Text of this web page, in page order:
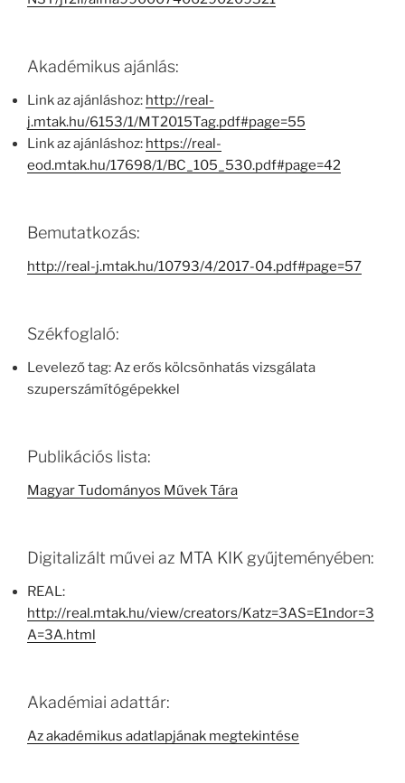
Akadémikus ajánlás:
Link az ajánláshoz: http://real-
j.mtak.hu/6153/1/MT2015Tag.pdf#page=55
Link az ajánláshoz: https://real-
eod.mtak.hu/17698/1/BC_105_530.pdf#page=42
Bemutatkozás:
http://real-j.mtak.hu/10793/4/2017-04.pdf#page=57
Székfoglaló:
Levelező tag: Az erős kölcsönhatás vizsgálata
szuperszámítógépekkel
Publikációs lista:
Magyar Tudományos Művek Tára
Digitalizált művei az MTA KIK gyűjteményében:
REAL:
http://real.mtak.hu/view/creators/Katz=3AS=E1ndor=3
A=3A.html
Akadémiai adattár:
Az akadémikus adatlapjának megtekintése